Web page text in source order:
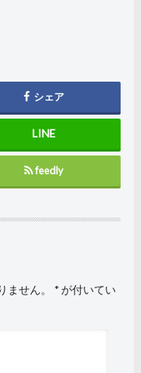
シェア
feedly
ません。 *が付いてい